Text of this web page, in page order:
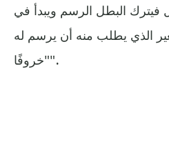
فيترك البطل الرسم ويبدأ في
الذي يطلب منه أن يرسم له
"خروفًا".